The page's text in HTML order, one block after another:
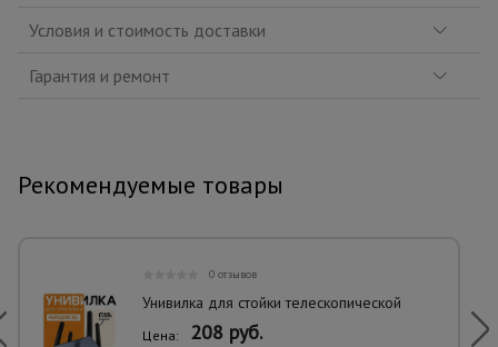
Условия и стоимость доставки
Гарантия и ремонт
Рекомендуемые товары
0 отзывов
Унивилка для стойки телескопической
Цена: 208 руб.